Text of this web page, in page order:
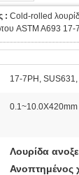
: Cold-rolled
ASTM A693
17-7PH,
0.1~10.0X420mm
Λουρίδα
Ανοπτημένος